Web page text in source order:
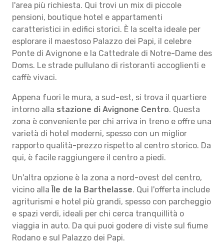
l'area più richiesta. Qui trovi un mix di piccole
pensioni, boutique hotel e appartamenti
caratteristici in edifici storici. È la scelta ideale per
esplorare il maestoso Palazzo dei Papi, il celebre
Ponte di Avignone e la Cattedrale di Notre-Dame des
Doms. Le strade pullulano di ristoranti accoglienti e
caffè vivaci.
Appena fuori le mura, a sud-est, si trova il quartiere
intorno alla stazione di Avignone Centro. Questa
zona è conveniente per chi arriva in treno e offre una
varietà di hotel moderni, spesso con un miglior
rapporto qualità-prezzo rispetto al centro storico. Da
qui, è facile raggiungere il centro a piedi.
Un'altra opzione è la zona a nord-ovest del centro,
vicino allaÎle de la Barthelasse. Qui l'offerta include
agriturismi e hotel più grandi, spesso con parcheggio
e spazi verdi, ideali per chi cerca tranquillità o
viaggia in auto. Da qui puoi godere di viste sul fiume
Rodano e sul Palazzo dei Papi.